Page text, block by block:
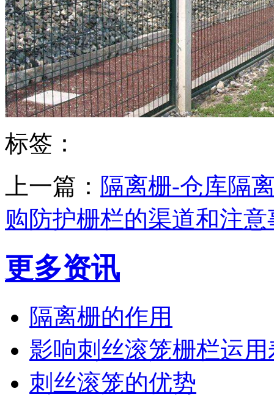
标签：
上一篇： 隔离栅-仓库隔
购防护栅栏的渠道和注意
更多资讯
隔离栅的作用
影响刺丝滚笼栅栏运
刺丝滚笼的优势